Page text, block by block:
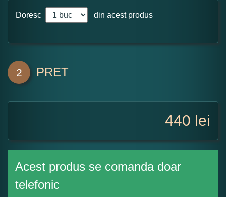
Doresc din acest produs
2 PRET
440 lei
Acest produs se comanda doar
telefonic